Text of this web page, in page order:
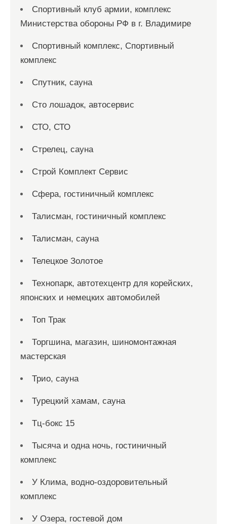
Спортивный клуб армии, комплекс
Министерства обороны РФ в г. Владимире
Спортивный комплекс, Спортивный
комплекс
Спутник, сауна
Сто лошадок, автосервис
СТО, СТО
Стрелец, сауна
Строй Комплект Сервис
Сфера, гостиничный комплекс
Талисман, гостиничный комплекс
Талисман, сауна
Телецкое Золотое
Технопарк, автотехцентр для корейских,
японских и немецких автомобилей
Топ Трак
Торгшина, магазин, шиномонтажная
мастерская
Трио, сауна
Турецкий хамам, сауна
Тц-бокс 15
Тысяча и одна ночь, гостиничный
комплекс
У Клима, водно-оздоровительный
комплекс
У Озера, гостевой дом